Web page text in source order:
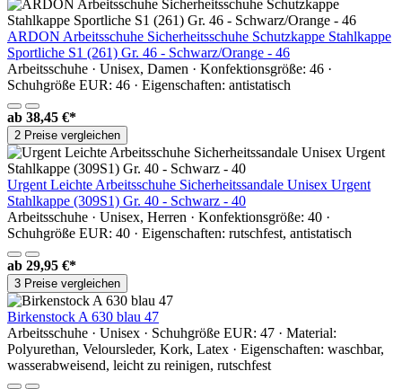
ARDON Arbeitsschuhe Sicherheitsschuhe Schutzkappe Stahlkappe
Sportliche S1 (261) Gr. 46 - Schwarz/Orange - 46
Arbeitsschuhe · Unisex, Damen · Konfektionsgröße: 46 ·
Schuhgröße EUR: 46 · Eigenschaften: antistatisch
ab 38,45 €*
2 Preise vergleichen
Urgent Leichte Arbeitsschuhe Sicherheitssandale Unisex Urgent
Stahlkappe (309S1) Gr. 40 - Schwarz - 40
Arbeitsschuhe · Unisex, Herren · Konfektionsgröße: 40 ·
Schuhgröße EUR: 40 · Eigenschaften: rutschfest, antistatisch
ab 29,95 €*
3 Preise vergleichen
Birkenstock A 630 blau 47
Arbeitsschuhe · Unisex · Schuhgröße EUR: 47 · Material:
Polyurethan, Veloursleder, Kork, Latex · Eigenschaften: waschbar,
wasserabweisend, leicht zu reinigen, rutschfest